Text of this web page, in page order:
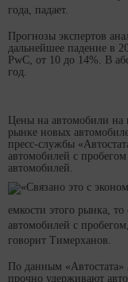
года, падает.
Прогнозы экспертов
дальнейшее падение в
PwC, от 10 до 14%. В
год.
Цены на автомобили на
рынке новых
пресс-службы
автомобилей с
автомобилей.
«Связано это с
емкости этого рынка,
автомобилей с
говорит Тимерханов.
По данным
прочно удерживают